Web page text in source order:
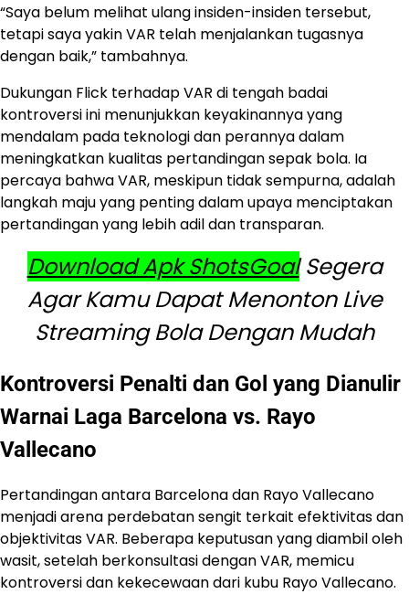
“Saya belum melihat ulang insiden-insiden tersebut,
tetapi saya yakin VAR telah menjalankan tugasnya
dengan baik,” tambahnya.
Dukungan Flick terhadap VAR di tengah badai
kontroversi ini menunjukkan keyakinannya yang
mendalam pada teknologi dan perannya dalam
meningkatkan kualitas pertandingan sepak bola. Ia
percaya bahwa VAR, meskipun tidak sempurna, adalah
langkah maju yang penting dalam upaya menciptakan
pertandingan yang lebih adil dan transparan.
Download Apk ShotsGoalSegera
Agar Kamu Dapat Menonton Live
Streaming Bola Dengan Mudah
Kontroversi Penalti dan Gol yang Dianulir
Warnai Laga Barcelona vs. Rayo
Vallecano
Pertandingan antara Barcelona dan Rayo Vallecano
menjadi arena perdebatan sengit terkait efektivitas dan
objektivitas VAR. Beberapa keputusan yang diambil oleh
wasit, setelah berkonsultasi dengan VAR, memicu
kontroversi dan kekecewaan dari kubu Rayo Vallecano.